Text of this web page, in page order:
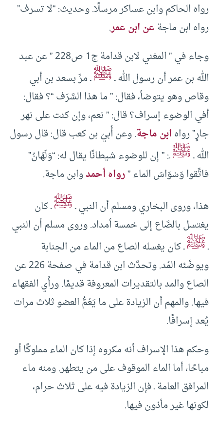
رواه الحاكم وابن عساكر مرسلًا. وحديث: “لا تسرف”
رواه ابن ماجةعن ابن عمر.
وجاء في ” المغني لابن قدامة ج1 ص228 ” عن عبد
الله بن عمر أن رسول الله ـﷺـ مرَّ بسعد بن أبي
وقاص وهو يتوضأ، فقال: ” ما هذا السَّرَف “؟ فقال:
أفي الوضوء إسراف؟ قال: ” نعم، وإن كنت على نهر
جارٍ” رواهابن ماجة. وعن أُبيّ بن كعب قال: قال رسول
الله ـﷺـ: ” إن للوضوء شيطانًا يقال له: “وَلَهَانُ”
فاتَّقوا وَسْوَاسَ الماء ”رواه أحمدوابن ماجة.
هذا، وروى البخاري ومسلم أن النبي ـﷺـ كان
يغتسل بالصَّاع إلى خمسة أمداد. وروى مسلم أن النبي
ـﷺـ كان يغسله الصاع من الماء من الجنابة
ويوضِّئه المُد. وتحدَّث ابن قدامة في صفحة 226 عن
الصاع والمد بالتقديرات المعروفة قديمًا. ورأْي الفقهاء
فيها. والمهم أن الزيادة على ما يَعُمُّ العضو ثلاث مرات
يُعد إسرافًا.
وحكم هذا الإسراف أنه مكروه إذا كان الماء مملوكًا أو
مباحًا، أما الماء الموقوف على من يتطهر. ومنه ماء
المرافق العامة ـ فإن الزيادة فيه على ثلاث حرام،
لكونها غير مأذون فيها.